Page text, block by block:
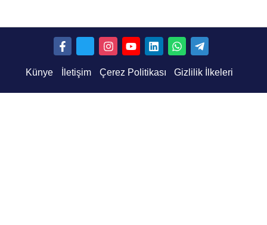
Künye İletişim Çerez Politikası Gizlilik İlkeleri